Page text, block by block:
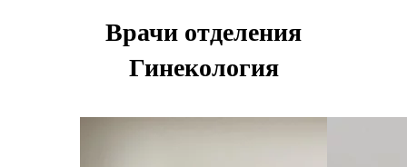
Врачи отделения
Гинекология